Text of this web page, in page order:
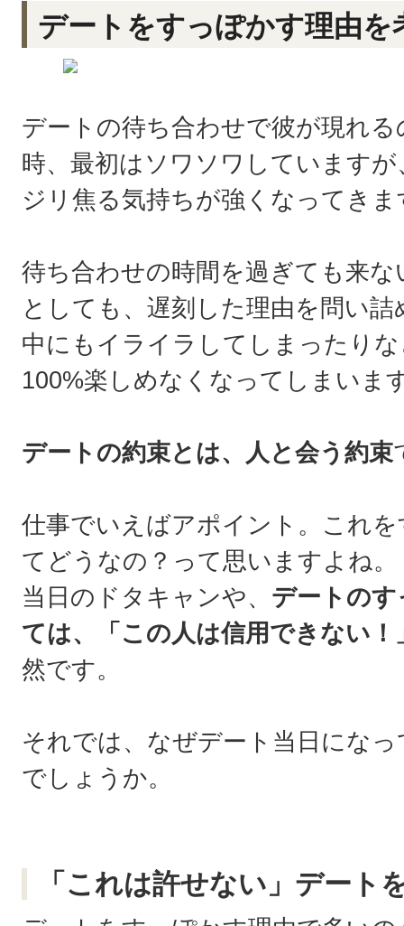
デートをすっぽかす理由
デートの待ち合わせで彼が現れ
時、最初はソワソワしています
ジリ焦る気持ちが強くなってき
待ち合わせの時間を過ぎても来
としても、遅刻した理由を問い
中にもイライラしてしまったり
100%楽しめなくなってしまいま
デートの約束とは、人と会う約束
仕事でいえばアポイント。これ
てどうなの？って思いますよね。
当日のドタキャンや、 デートの
ては、「この人は信用できない
然です。
それでは、なぜデート当日にな
でしょうか。
「これは許せない」デート